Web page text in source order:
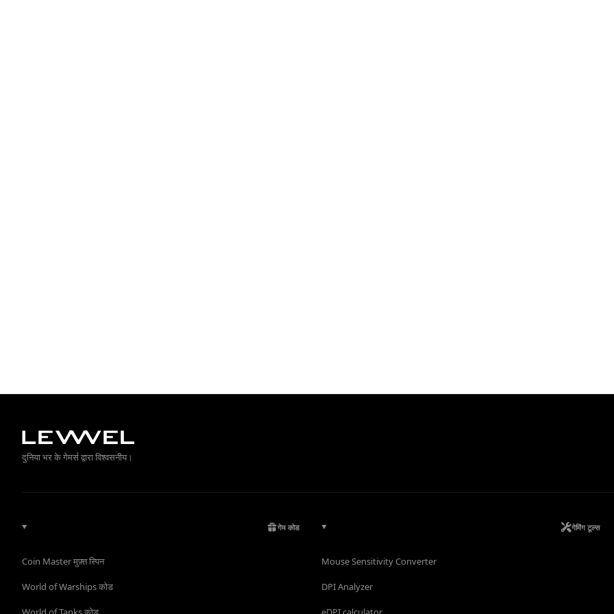
दुनिया भर के गेमर्स द्वारा विश्वसनीय।
गेम कोड
Coin Master मुफ़्त स्पिन
World of Warships कोड
गेमिंग टूल्स
Mouse Sensitivity Converter
DPI Analyzer